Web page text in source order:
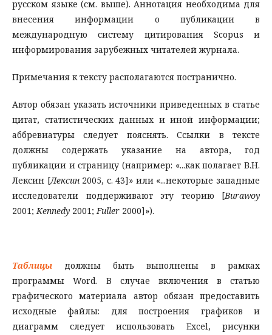
русском языке (см. выше). Аннотация необходима для
внесения информации о публикации в
международную систему цитирования Scopus и
информирования зарубежных читателей журнала.
Примечания к тексту располагаются постранично.
Автор обязан указать источники приведенных в статье
цитат, статистических данных и иной информации;
аббревиатуры следует пояснять. Ссылки в тексте
должны содержать указание на автора, год
публикации и страницу (например: «...как полагает В.Н.
Лексин [Лексин2005, с. 43]» или «...некоторые западные
исследователи поддерживают эту теорию [Burawoy
2001;Kennedy 2001;Fuller 2000]»).
Таблицы
должны быть выполнены в рамках
программы Word. В случае включения в статью
графического материала автор обязан предоставить
исходные файлы: для построения графиков и
диаграмм следует использовать Excel, рисунки